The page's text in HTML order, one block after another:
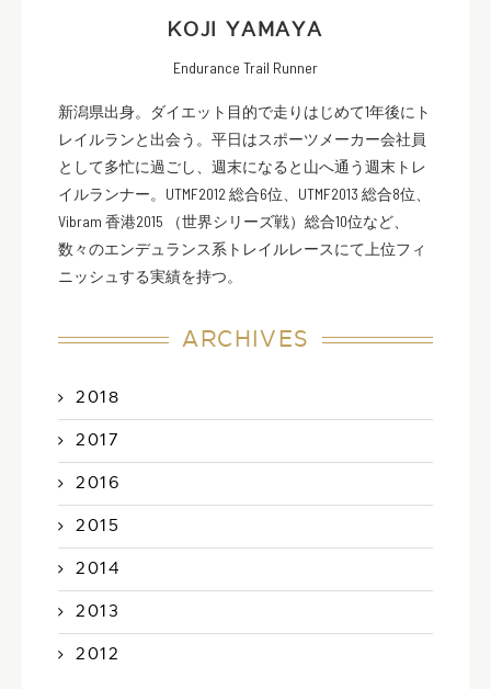
KOJI YAMAYA
Endurance Trail Runner
新潟県出身。ダイエット目的で走りはじめて1年後にト
レイルランと出会う。平日はスポーツメーカー会社員
として多忙に過ごし、週末になると山へ通う週末トレ
イルランナー。UTMF2012 総合6位、UTMF2013 総合8位、
Vibram 香港2015 （世界シリーズ戦）総合10位など、
数々のエンデュランス系トレイルレースにて上位フィ
ニッシュする実績を持つ。
ARCHIVES
2018
2017
2016
2015
2014
2013
2012